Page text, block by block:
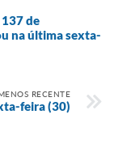
de
na última sexta-
RECENTE
feira (30)